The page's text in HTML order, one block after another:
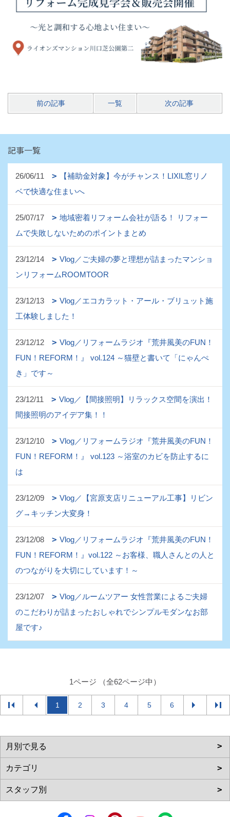
前の記事 一覧 次の記事
記事一覧
26/06/11
【補助金対象】今がチャンス！LIXIL窓リノ
ベで快適な住まいへ
25/07/17
地域密着リフォーム会社が語る！ リフォー
ムで失敗しないためのポイントまとめ
23/12/14
Vlog／ご夫婦の夢と理想が詰まったマンショ
ンリフォームROOMTOOR
23/12/13
Vlog／エコカラット・アール・ブリュット施
工体験しました！
23/12/12
Vlog／リフォームラジオ『荒井風美のFUN！
FUN！REFORM！』 vol.124 ～猫壁と書いて「にゃんぺ
き」です～
23/12/11
Vlog／【間接照明】リラックス空間を演出！
間接照明のアイデア集！！
23/12/10
Vlog／リフォームラジオ『荒井風美のFUN！
FUN！REFORM！』 vol.123 ～浴室のカビを防止するに
は
23/12/09
Vlog／【宮原支店リニューアル工事】リビン
グ→キッチン大変身！
23/12/08
Vlog／リフォームラジオ『荒井風美のFUN！
FUN！REFORM！』vol.122 ～お客様、職人さんとの人と
のつながりを大切にしています！～
23/12/07
Vlog／ルームツアー 女性営業によるご夫婦
のこだわりが詰まったおしゃれでシンプルモダンなお部
屋です♪
1ページ （全62ページ中）
1 2 3 4 5 6